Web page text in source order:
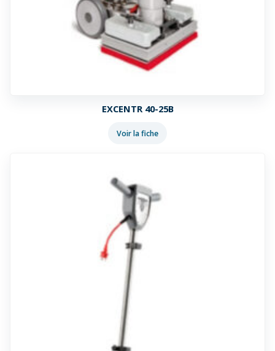
EXCENTR 40-25B
Voir la fiche